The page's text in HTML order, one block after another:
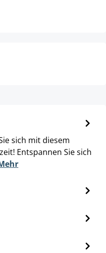
sich mit diesem
Entspannen Sie sich